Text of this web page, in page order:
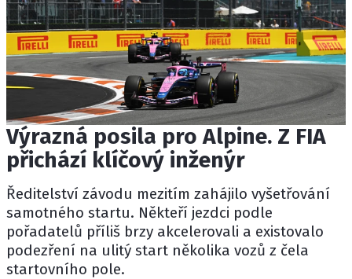
Výrazná posila pro Alpine. Z FIA
přichází klíčový inženýr
Ředitelství závodu mezitím zahájilo vyšetřování
samotného startu. Někteří jezdci podle
pořadatelů příliš brzy akcelerovali a existovalo
podezření na ulitý start několika vozů z čela
startovního pole.